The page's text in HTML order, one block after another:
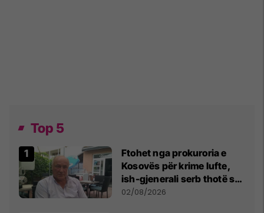
Top 5
Ftohet nga prokuroria e
Kosovës për krime lufte,
ish-gjenerali serb thotë se
dikush e tradhtoi në
02/08/2026